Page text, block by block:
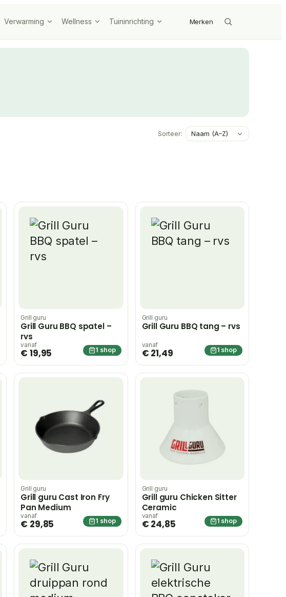
Verwarming Wellness Tuininrichting Merken
Sorteer:
Grill guru
Grill Guru BBQ spatel –
rvs
vanaf
€ 19,95 1 shop
Grill guru
Grill Guru BBQ tang – rvs
vanaf
€ 21,49 1 shop
Grill guru
Grill guru Cast Iron Fry
Pan Medium
vanaf
€ 29,85 1 shop
Grill guru
Grill guru Chicken Sitter
Ceramic
vanaf
€ 24,85 1 shop